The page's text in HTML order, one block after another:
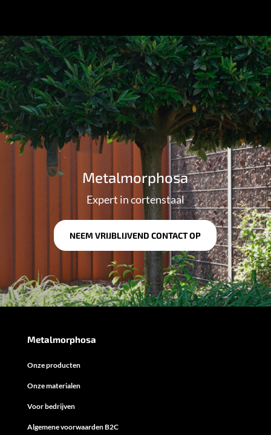
Metalmorphosa
Expert in cortenstaal
NEEM VRIJBLIJVEND CONTACT OP
Metalmorphosa
Onze producten
Onze materialen
Voor bedrijven
Algemene voorwaarden B2C